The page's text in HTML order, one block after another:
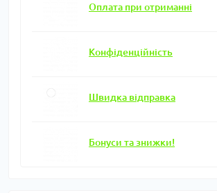
Оплата при отриманні
Конфіденційність
Швидка відправка
Бонуси та знижки!